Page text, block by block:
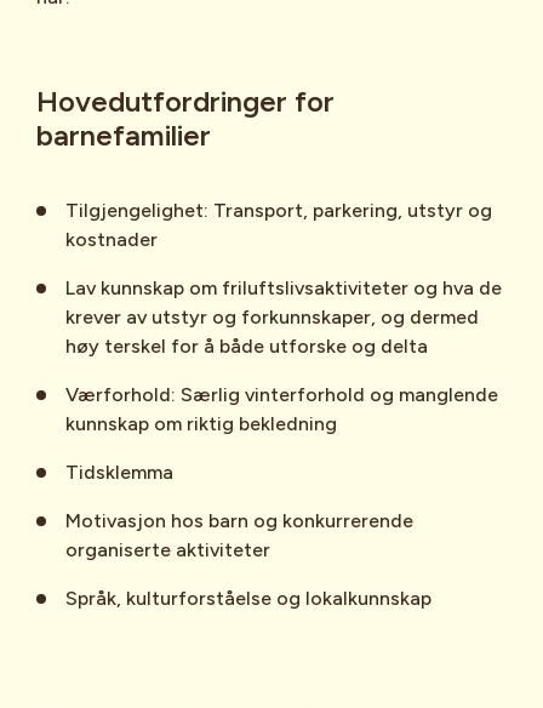
Hovedutfordringer for
barnefamilier
Tilgjengelighet: Transport, parkering, utstyr og
kostnader
Lav kunnskap om friluftslivsaktiviteter og hva de
krever av utstyr og forkunnskaper, og dermed
høy terskel for å både utforske og delta
Værforhold: Særlig vinterforhold og manglende
kunnskap om riktig bekledning
Tidsklemma
Motivasjon hos barn og konkurrerende
organiserte aktiviteter
Språk, kulturforståelse og lokalkunnskap